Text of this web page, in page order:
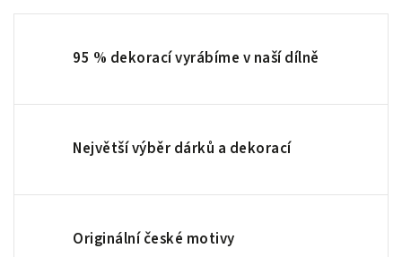
95 % dekorací vyrábíme v naší dílně
Největší výběr dárků a dekorací
Originální české motivy